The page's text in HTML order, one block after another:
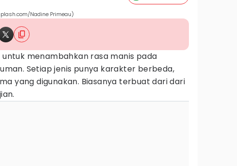
Nadine Primeau)
untuk menambahkan rasa manis pada
Setiap jenis punya karakter berbeda,
yang digunakan. Biasanya terbuat dari dari